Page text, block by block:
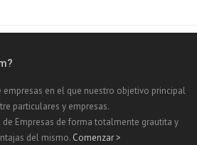
en el que nuestro objetivo principal
particulares y empresas.
Empresas de forma totalmente grautita y
del mismo. Comenzar >